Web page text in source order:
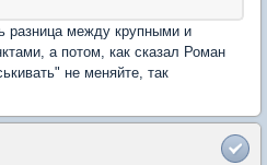
разница между крупными и
а потом, как сказал Роман
не меняйте, так